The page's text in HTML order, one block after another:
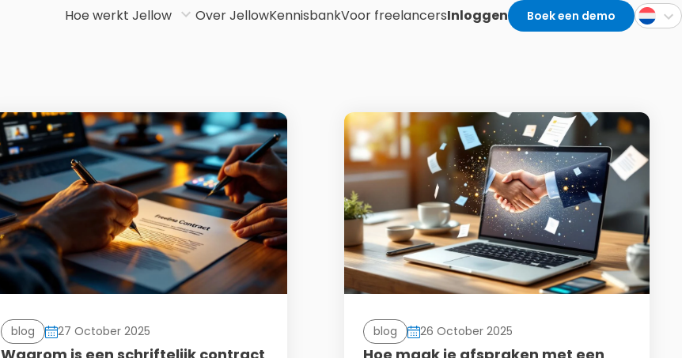
Hoe werkt Jellow Over JellowKennisbankVoor freelancersInloggen Boek een demo
blog 27 October 2025 blog 26 October 2025